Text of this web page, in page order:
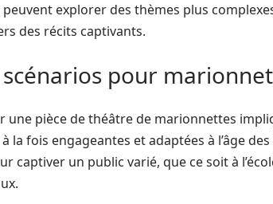
explorer des thèmes plus
des récits captivants.
pour
une pièce de théâtre de marionnettes
la fois engageantes et adaptées à l’âge
captiver un public varié, que ce soit à